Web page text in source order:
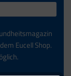
Eucell Shop.